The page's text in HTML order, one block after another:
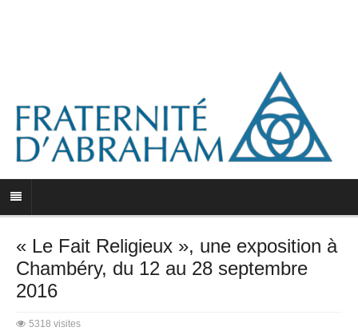
« Le Fait Religieux », une exposition à
Chambéry, du 12 au 28 septembre
2016
5318 visites